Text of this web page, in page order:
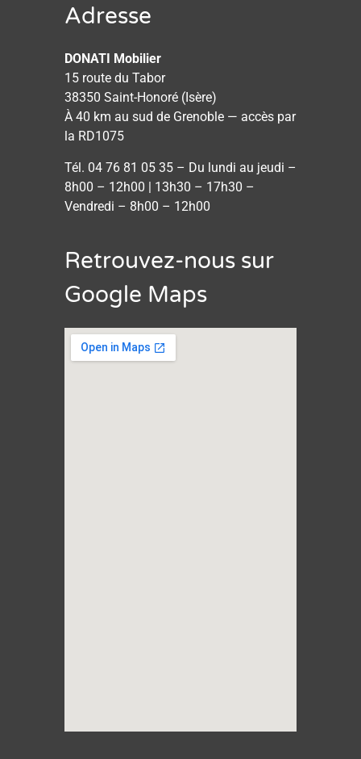
Adresse
DONATI Mobilier
15 route du Tabor
38350 Saint-Honoré (Isère)
À 40 km au sud de Grenoble — accès par
la RD1075
Tél. 04 76 81 05 35 – Du lundi au jeudi –
8h00 – 12h00 | 13h30 – 17h30 –
Vendredi – 8h00 – 12h00
Retrouvez-nous sur
Google Maps